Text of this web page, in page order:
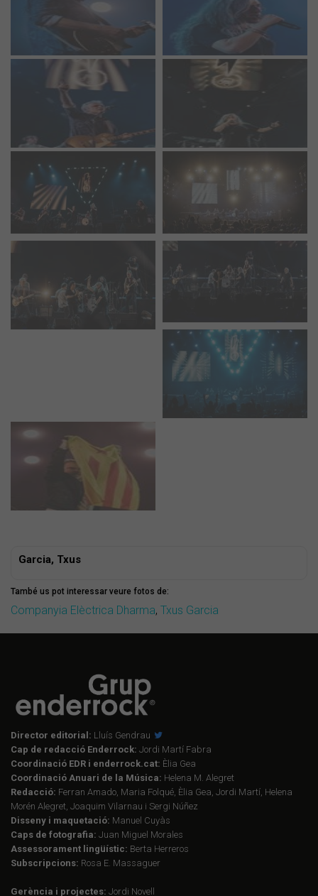
Garcia, Txus
També us pot interessar veure fotos de:
Companyia Elèctrica Dharma, Txus Garcia
Director editorial: Lluís Gendrau
Cap de redacció Enderrock: Jordi Martí Fabra
Coordinació EDR i enderrock.cat: Èlia Gea
Coordinació Anuari de la Música: Helena M. Alegret
Redacció: Ferran Amado, Maria Folqué, Èlia Gea, Jordi Martí, Helena
Morén Alegret, Joaquim Vilarnau i Sergi Núñez
Disseny i maquetació: Manuel Cuyàs
Caps de fotografia: Juan Miguel Morales
Assessorament lingüístic: Berta Herreros
Subscripcions: Rosa E. Massaguer
Gerència i projectes: Jordi Novell